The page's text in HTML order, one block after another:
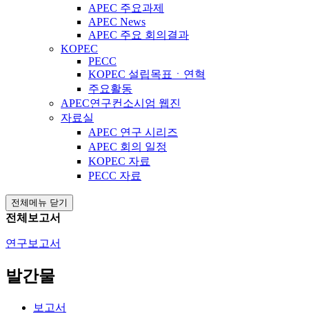
APEC 주요과제
APEC News
APEC 주요 회의결과
KOPEC
PECC
KOPEC 설립목표ㆍ연혁
주요활동
APEC연구컨소시엄 웹진
자료실
APEC 연구 시리즈
APEC 회의 일정
KOPEC 자료
PECC 자료
전체메뉴 닫기
전체보고서
연구보고서
발간물
보고서